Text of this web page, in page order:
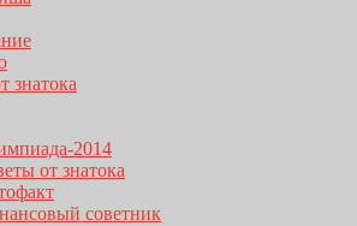
знатока
2014
от знатока
советник